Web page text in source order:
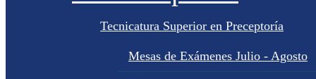
Tecnicatura Superior en Preceptoría
Mesas de Exámenes Julio - Agosto